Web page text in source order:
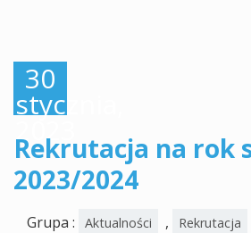
30
stycznia,
2023
Rekrutacja na rok
2023/2024
Grupa : Aktualności , Rekrutacja